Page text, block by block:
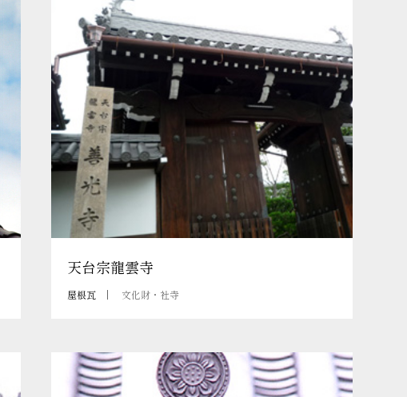
天台宗龍雲寺
屋根瓦 文化財・社寺